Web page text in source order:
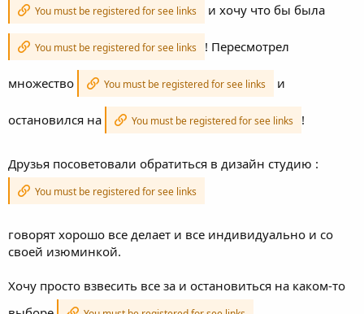
You must be registered for see links и хочу что бы была
You must be registered for see links ! Пересмотрел
множество You must be registered for see links и
остановился на You must be registered for see links !
Друзья посоветовали обратиться в дизайн студию :
You must be registered for see links
говорят хорошо все делает и все индивидуально и со
своей изюминкой.
Хочу просто взвесить все за и остановиться на каком-то